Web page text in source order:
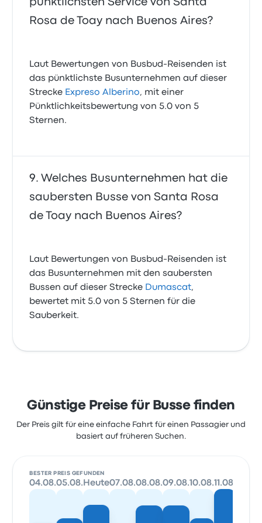
pünktlichsten Service von Santa
Rosa de Toay nach Buenos Aires?
Laut Bewertungen von Busbud-Reisenden ist
das pünktlichste Busunternehmen auf dieser
Strecke Expreso Alberino, mit einer
Pünktlichkeitsbewertung von 5.0 von 5
Sternen.
Welches Busunternehmen hat die
saubersten Busse von Santa Rosa
de Toay nach Buenos Aires?
Laut Bewertungen von Busbud-Reisenden ist
das Busunternehmen mit den saubersten
Bussen auf dieser Strecke Dumascat,
bewertet mit 5.0 von 5 Sternen für die
Sauberkeit.
Günstige Preise für Busse finden
Der Preis gilt für eine einfache Fahrt für einen Passagier und
basiert auf früheren Suchen.
BESTER PREIS GEFUNDEN
04.08.05.08. Heute07.08.08.08.09.08.10.08.11.08.